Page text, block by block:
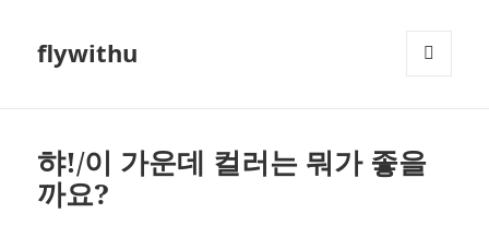
flywithu
햐!/이 가운데 컬러는 뭐가 좋을
까요?